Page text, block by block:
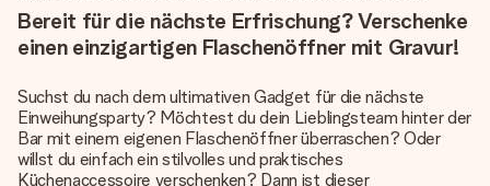
Bereit für die nächste Erfrischung? Verschenke
einen einzigartigen Flaschenöffner mit Gravur!
Suchst du nach dem ultimativen Gadget für die nächste
Einweihungsparty? Möchtest du dein Lieblingsteam hinter der
Bar mit einem eigenen Flaschenöffner überraschen? Oder
willst du einfach ein stilvolles und praktisches
Küchenaccessoire verschenken? Dann ist dieser